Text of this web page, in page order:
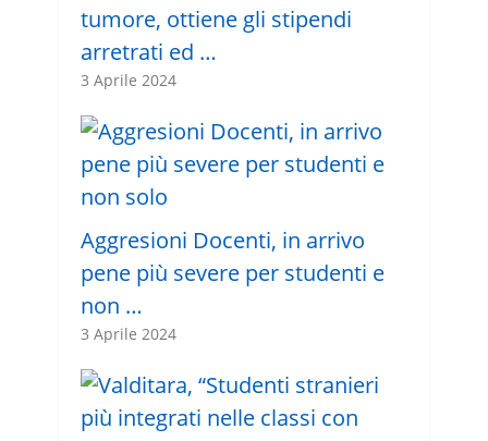
tumore, ottiene gli stipendi
arretrati ed …
3 Aprile 2024
Aggresioni Docenti, in arrivo
pene più severe per studenti e
non …
3 Aprile 2024